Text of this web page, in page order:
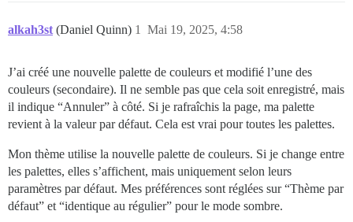
alkah3st (Daniel Quinn) Mai 19, 2025, 4:58
1
J’ai créé une nouvelle palette de couleurs et modifié l’une des
couleurs (secondaire). Il ne semble pas que cela soit enregistré, mais
il indique “Annuler” à côté. Si je rafraîchis la page, ma palette
revient à la valeur par défaut. Cela est vrai pour toutes les palettes.
Mon thème utilise la nouvelle palette de couleurs. Si je change entre
les palettes, elles s’affichent, mais uniquement selon leurs
paramètres par défaut. Mes préférences sont réglées sur “Thème par
défaut” et “identique au régulier” pour le mode sombre.